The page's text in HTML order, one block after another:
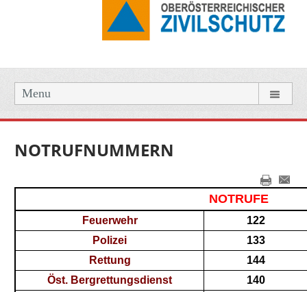
Menu
NOTRUFNUMMERN
NOTRUFE
Feuerwehr
122
Polizei
133
Rettung
144
Öst. Bergrettungsdienst
140